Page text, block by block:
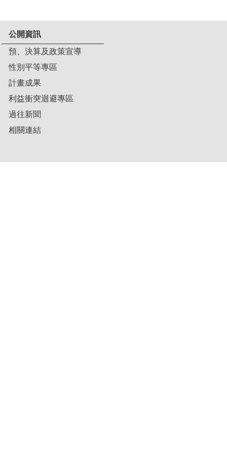
公開資訊
預、決算及政策宣導
性別平等專區
計畫成果
利益衝突迴避專區
過往新聞
相關連結